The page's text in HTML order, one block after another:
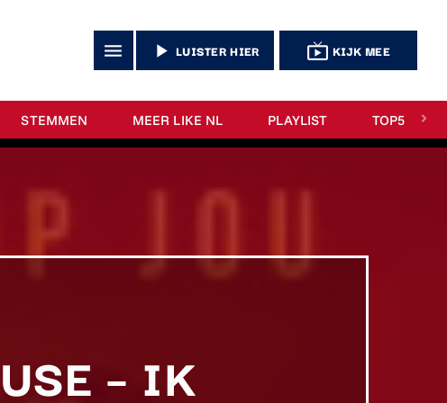
STEMMEN MEER LIKE NL PLAYLIST TOP5
menu play_arrow LUISTER HIER live_tv KIJK MEE
– IK